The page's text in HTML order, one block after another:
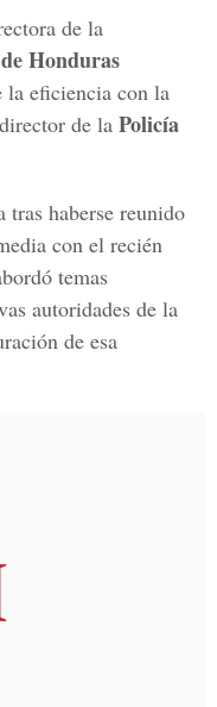
de la
Honduras
la eficiencia con la
de la Policía
tras haberse reunido
con el recién
temas
autoridades de la
de esa